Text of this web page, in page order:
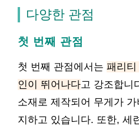
다양한 관점
첫 번째 관점
첫 번째 관점에서는 패리
인이 뛰어나다고 강조합니
소재로 제작되어 무게가
지하고 있습니다. 또한, 세